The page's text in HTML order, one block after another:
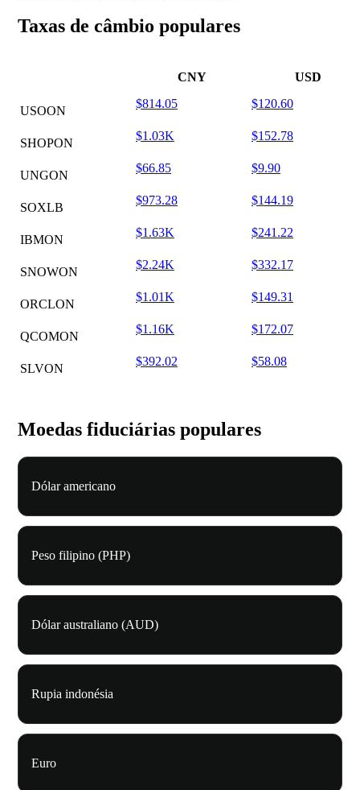
Taxas de câmbio populares
CNY USD
USOON
$814.05 $120.60
SHOPON
$1.03K $152.78
UNGON
$66.85 $9.90
SOXLB
$973.28 $144.19
IBMON
$1.63K $241.22
SNOWON
$2.24K $332.17
ORCLON
$1.01K $149.31
QCOMON
$1.16K $172.07
SLVON
$392.02 $58.08
Moedas fiduciárias populares
Dólar americano
Peso filipino (PHP)
Dólar australiano (AUD)
Rupia indonésia
Euro